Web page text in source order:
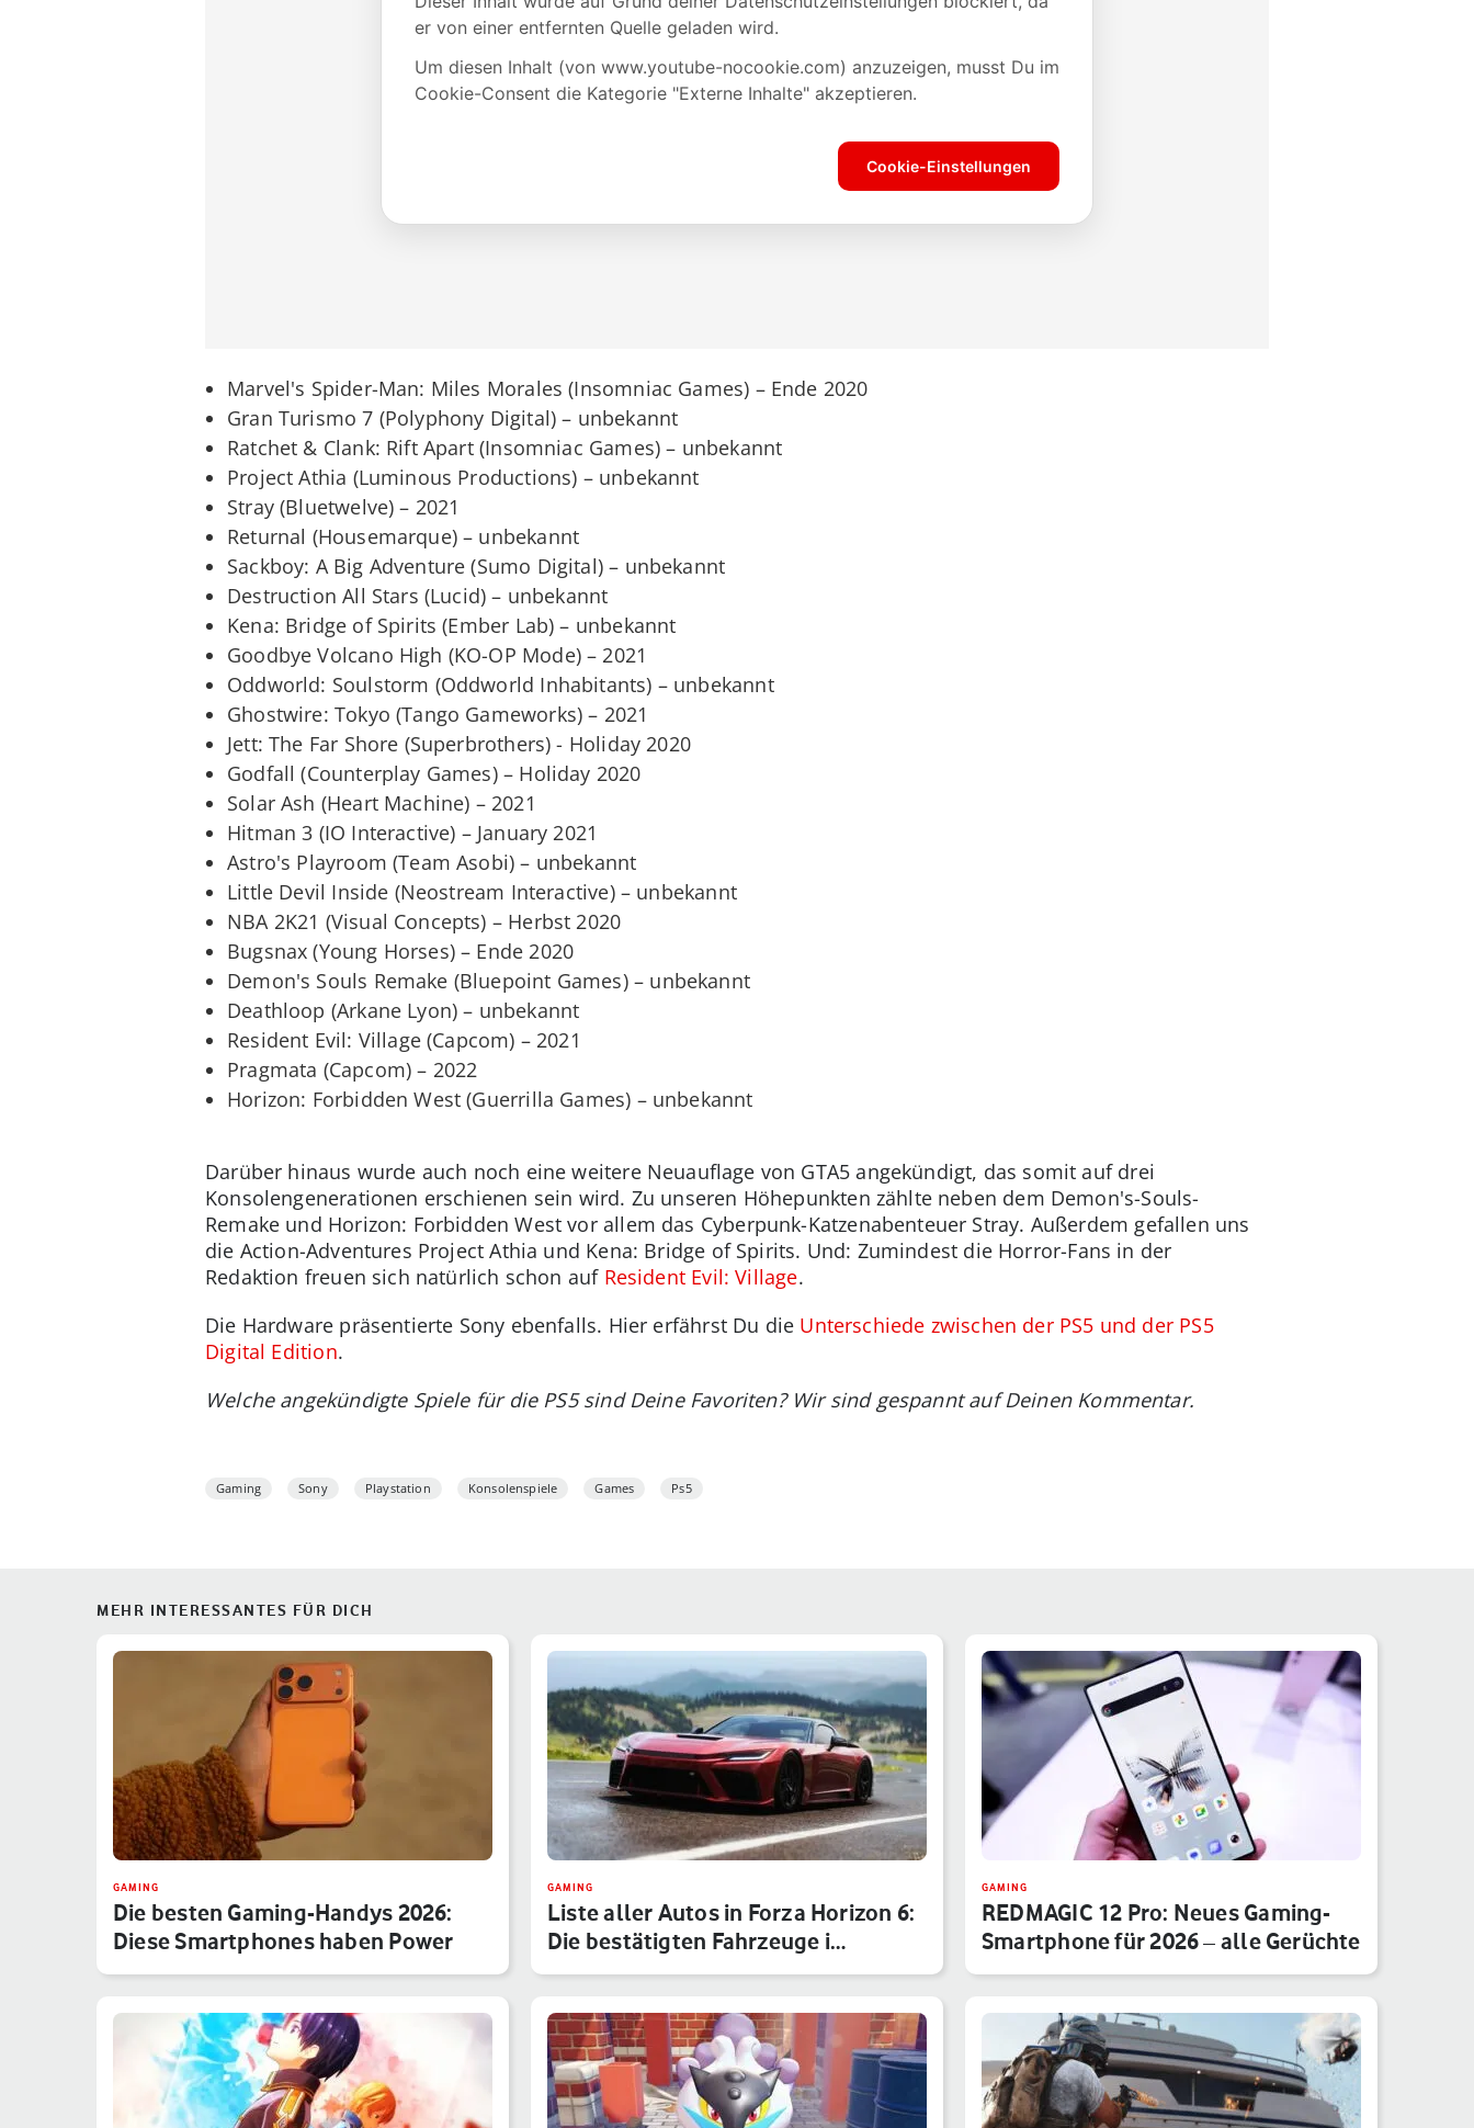
Marvel's Spider-Man: Miles Morales (Insomniac Games) – Ende 2020
Gran Turismo 7 (Polyphony Digital) – unbekannt
Ratchet & Clank: Rift Apart (Insomniac Games) – unbekannt
Project Athia (Luminous Productions) – unbekannt
Stray (Bluetwelve) – 2021
Returnal (Housemarque) – unbekannt
Sackboy: A Big Adventure (Sumo Digital) – unbekannt
Destruction All Stars (Lucid) – unbekannt
Kena: Bridge of Spirits (Ember Lab) – unbekannt
Goodbye Volcano High (KO-OP Mode) – 2021
Oddworld: Soulstorm (Oddworld Inhabitants) – unbekannt
Ghostwire: Tokyo (Tango Gameworks) – 2021
Jett: The Far Shore (Superbrothers) - Holiday 2020
Godfall (Counterplay Games) – Holiday 2020
Solar Ash (Heart Machine) – 2021
Hitman 3 (IO Interactive) – January 2021
Astro's Playroom (Team Asobi) – unbekannt
Little Devil Inside (Neostream Interactive) – unbekannt
NBA 2K21 (Visual Concepts) – Herbst 2020
Bugsnax (Young Horses) – Ende 2020
Demon's Souls Remake (Bluepoint Games) – unbekannt
Deathloop (Arkane Lyon) – unbekannt
Resident Evil: Village (Capcom) – 2021
Pragmata (Capcom) – 2022
Horizon: Forbidden West (Guerrilla Games) – unbekannt
Darüber hinaus wurde auch noch eine weitere Neuauflage von GTA5 angekündigt, das somit auf drei
Konsolengenerationen erschienen sein wird. Zu unseren Höhepunkten zählte neben dem Demon's-Souls-
Remake und Horizon: Forbidden West vor allem das Cyberpunk-Katzenabenteuer Stray. Außerdem gefallen uns
die Action-Adventures Project Athia und Kena: Bridge of Spirits. Und: Zumindest die Horror-Fans in der
Redaktion freuen sich natürlich schon auf Resident Evil: Village.
Die Hardware präsentierte Sony ebenfalls. Hier erfährst Du die Unterschiede zwischen der PS5 und der PS5
Digital Edition.
Welche angekündigte Spiele für die PS5 sind Deine Favoriten? Wir sind gespannt auf Deinen Kommentar.
Gaming Sony Playstation Konsolenspiele Games Ps5
MEHR INTERESSANTES FÜR DICH
GAMING
Die besten Gaming-Handys 2026:
Diese Smartphones haben Power
GAMING
Liste aller Autos in Forza Horizon 6:
Die bestätigten Fahrzeuge i…
GAMING
REDMAGIC 12 Pro: Neues Gaming-
Smartphone für 2026 – alle Gerüchte